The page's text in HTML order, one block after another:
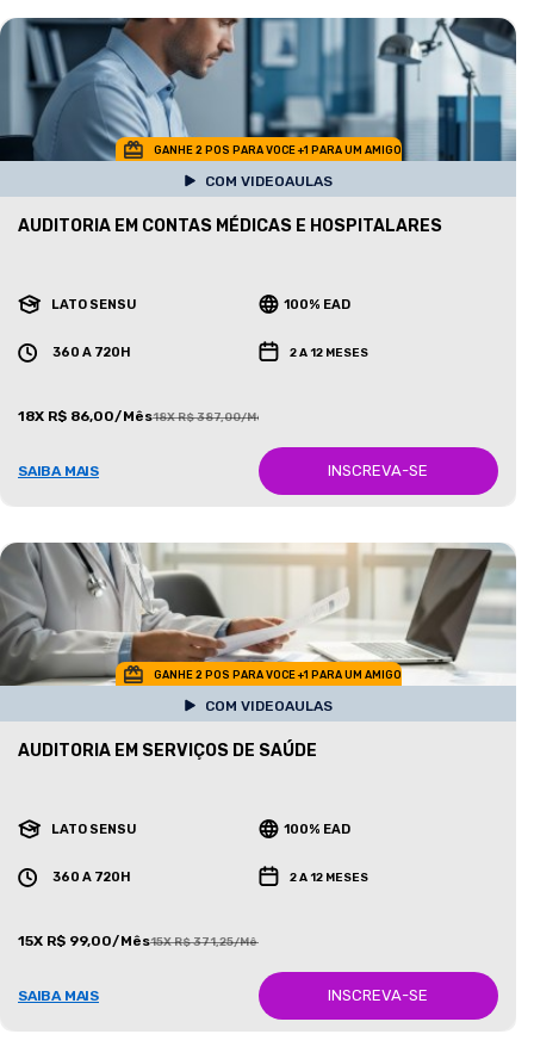
GANHE 2 POS PARA VOCE +1 PARA UM AMIGO
COM VIDEOAULAS
AUDITORIA EM CONTAS MÉDICAS E HOSPITALARES
LATO SENSU 100% EAD
360 A 720H 2 A 12 MESES
18X R$ 86,00/Mês18X R$ 387,00/Mês
SAIBA MAIS INSCREVA-SE
GANHE 2 POS PARA VOCE +1 PARA UM AMIGO
COM VIDEOAULAS
AUDITORIA EM SERVIÇOS DE SAÚDE
LATO SENSU 100% EAD
360 A 720H 2 A 12 MESES
15X R$ 99,00/Mês15X R$ 371,25/Mês
SAIBA MAIS INSCREVA-SE